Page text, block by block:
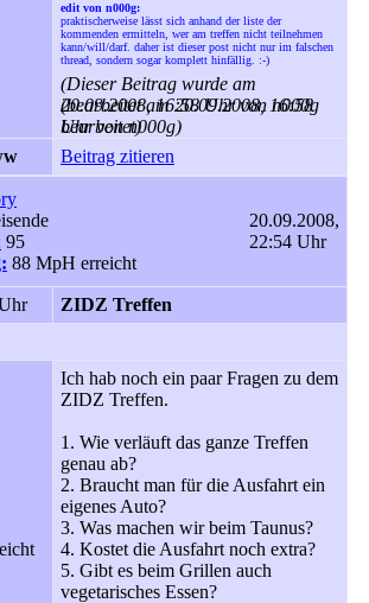
edit von n000g:
praktischerweise lässt sich anhand der liste der
kommenden ermitteln, wer am treffen nicht teilnehmen
kann/will/darf. daher ist dieser post nicht nur im falschen
thread, sondern sogar komplett hinfällig. :-)
(Dieser Beitrag wurde am
20.09.2008, 16:58 Uhr von n000g
bearbeitet)
(bearbeitet am 20.09.2008, 16:58
Uhr von n000g)
Beitrag zitieren
95
88 MpH erreicht
20.09.2008,
22:54 Uhr
ZIDZ Treffen
Ich hab noch ein paar Fragen zu dem
ZIDZ Treffen.
1. Wie verläuft das ganze Treffen
genau ab?
2. Braucht man für die Ausfahrt ein
eigenes Auto?
3. Was machen wir beim Taunus?
4. Kostet die Ausfahrt noch extra?
5. Gibt es beim Grillen auch
vegetarisches Essen?